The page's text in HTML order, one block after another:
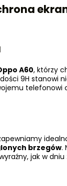
A60, którzy
9H stanowi
telefonowi
brzegów.
jak w dniu